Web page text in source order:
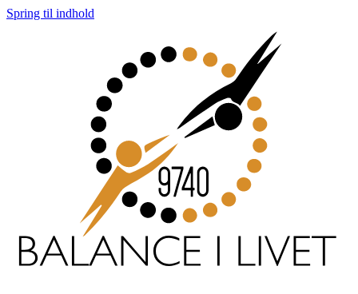
Spring til indhold